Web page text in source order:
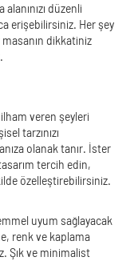
düzenli
erişebilirsiniz. Her şey
dikkatiniz
veren şeyleri
tarzınızı
olanak tanır. İster
tercih edin,
özelleştirebilirsiniz.
uyum sağlayacak
renk ve kaplama
Şık ve minimalist